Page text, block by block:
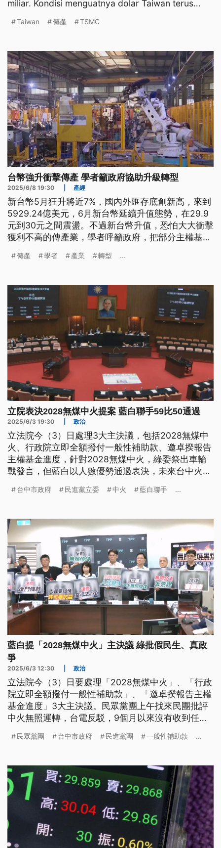
miliar. Kondisi menguatnya dolar Taiwan terus
Taiwan 傳產 TSMC
台幣強升衝擊傳產 學者籲政府協助升級轉型
2025/6/8 19:30 產經
新台幣5月狂升將近7%，國內外匯存底創新高，來到
5929.24億美元，6月新台幣延續升值態勢，在29.9
元到30元之間震盪。不過新台幣升值，恐怕大大衝擊
獲利不高的傳產業，學者呼籲政府，把部分主權基金
傳產 學者 產業 轉型 ...
立院表決2028無煤中火提案 藍白聯手59比50通過
2025/6/3 19:30 政治
立法院今（3）日處理3大主決議，包括2028無煤中
火、行政院立即全額撥付一般性補助款、邀卓揆報告
主權基金進度，針對2028無煤中火，綠委祭出車輪
戰發言，但藍白以人數優勢通過表決，未來台中火力
成無煤的減碳目標；至於另外2項提案，綠營沒有反
台中市政府 民進黨立委 中火 藍白聯手 ...
藍白提「2028無煤中火」主決議 綠批假民生、真政
爭
2025/6/3 12:30 政治
立法院今（3）日要處理「2028無煤中火」、「行政
院立即全額撥付一般性補助款」、「邀卓揆報告主權
基金進度」3大主決議。民眾黨團上午找來民團批評
中火無照運轉，台電反駁，9個月以來沒有收到任何
會透過車輪戰發言進行攻防。
民眾黨團 台中市政府 民進黨團 一般性補助款 ...